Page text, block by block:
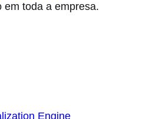
em toda a empresa.
Engine